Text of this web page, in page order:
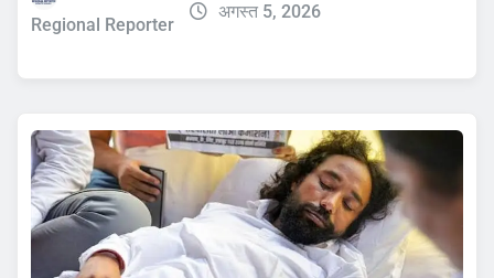
Regional Reporter
अगस्त 5, 2026